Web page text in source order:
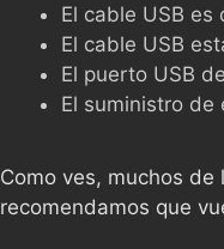
El cable USB es
El cable USB
El puerto USB
El suministro de
Como ves, muchos
recomendamos que